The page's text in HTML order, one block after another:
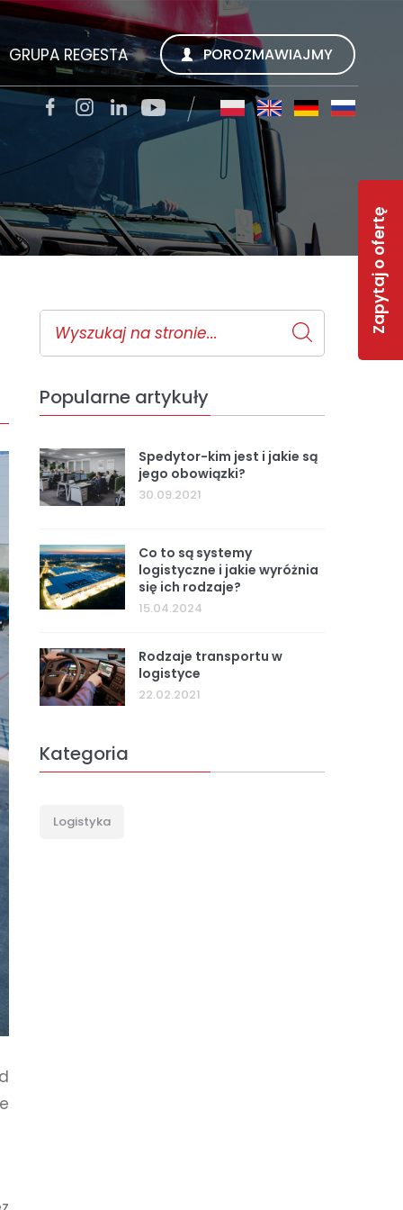
Zapytaj o ofertę
GRUPA REGESTA
REGESTA S.A.
QUALITY TRANS KWIECIEŃ SP. Z O.O.
SOLAR-R
RWS REGESTA WORK SERVICE
POROZMAWIAJMY
Popularne artykuły
Spedytor-kim jest i jakie są
jego obowiązki?
30.09.2021
Co to są systemy
logistyczne i jakie wyróżnia
się ich rodzaje?
15.04.2024
Rodzaje transportu w
logistyce
22.02.2021
Kategoria
Logistyka